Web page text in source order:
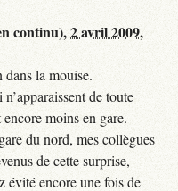
continu),2 avril 2009,
dans la mouise.
de toute
moins en gare.
du nord, mes collègues
de cette surprise,
évité encore une fois de